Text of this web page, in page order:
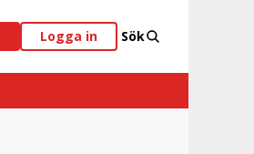
Logga in Sök